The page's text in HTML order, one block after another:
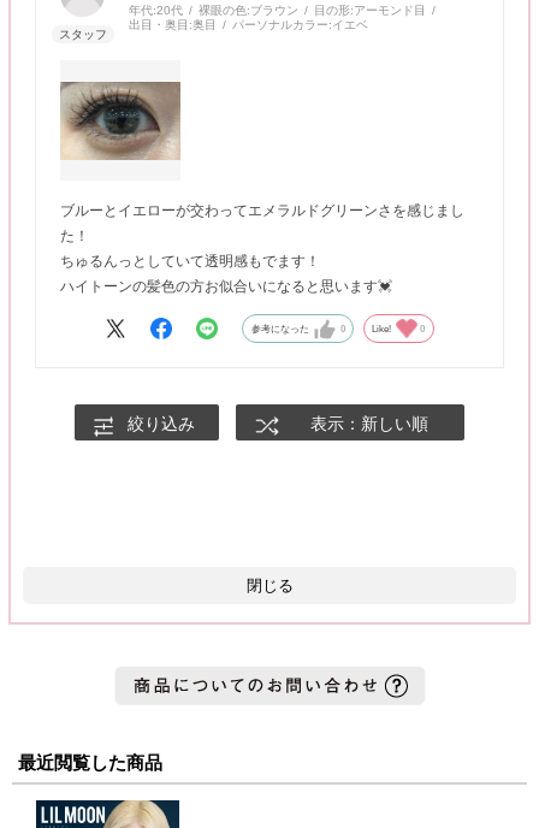
年代:20代 裸眼の色:ブラウン 目の形:アーモンド目
出目・奥目:奥目 パーソナルカラー:イエベ
ブルーとイエローが交わってエメラルドグリーンさを感じまし
た！
ちゅるんっとしていて透明感もでます！
ハイトーンの髪色の方お似合いになると思います💓
参考になった 0 Like! 0
絞り込み 表示：新しい順
閉じる
最近閲覧した商品